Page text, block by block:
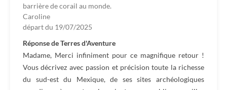
barrière de corail au monde.
Caroline
départ du 19/07/2025
Réponse de Terres d'Aventure
Madame, Merci infiniment pour ce magnifique retour !
Vous décrivez avec passion et précision toute la richesse
du sud-est du Mexique, de ses sites archéologiques